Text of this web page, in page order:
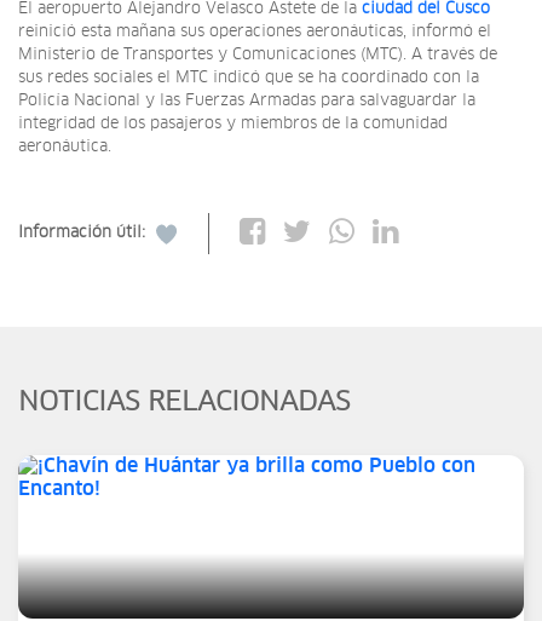
El aeropuerto Alejandro Velasco Astete de la ciudad del Cusco
reinició esta mañana sus operaciones aeronáuticas, informó el
Ministerio de Transportes y Comunicaciones (MTC). A través de
sus redes sociales el MTC indicó que se ha coordinado con la
Policía Nacional y las Fuerzas Armadas para salvaguardar la
integridad de los pasajeros y miembros de la comunidad
aeronáutica.
Información útil:
NOTICIAS RELACIONADAS